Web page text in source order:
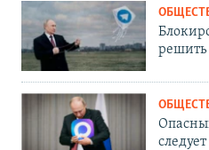
следует